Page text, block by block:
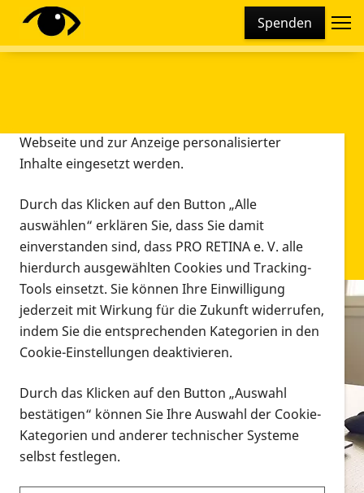
Spenden
Infomaterial
Infomaterial
Vorlesen
Alle Infomaterialien in verschiedenen
Formaten an einem Ort
Sie möchten wissen, wie Sie nach Infonmaterial
Diese Webseite setzt verschiedene Cookies und
Tracking-Tools ein. Dies beinhaltet Cookies und
Webseite und zur Anzeige personalisierter
Inhalte eingesetzt werden.
Durch das Klicken auf den Button „Alle
auswählen“ erklären Sie, dass Sie damit
einverstanden sind, dass PRO RETINA e. V. alle
hierdurch ausgewählten Cookies und Tracking-
Tools einsetzt. Sie können Ihre Einwilligung
jederzeit mit Wirkung für die Zukunft widerrufen,
indem Sie die entsprechenden Kategorien in den
Cookie-Einstellungen deaktivieren.
Durch das Klicken auf den Button „Auswahl
bestätigen“ können Sie Ihre Auswahl der Cookie-
Kategorien und anderer technischer Systeme
selbst festlegen.